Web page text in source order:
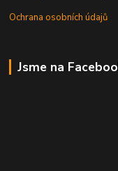
Ochrana osobních údajů
Jsme na